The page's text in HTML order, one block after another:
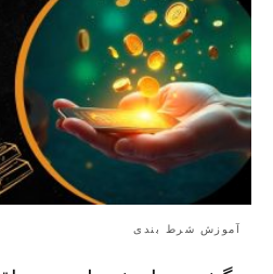
آموزش شرط بندی